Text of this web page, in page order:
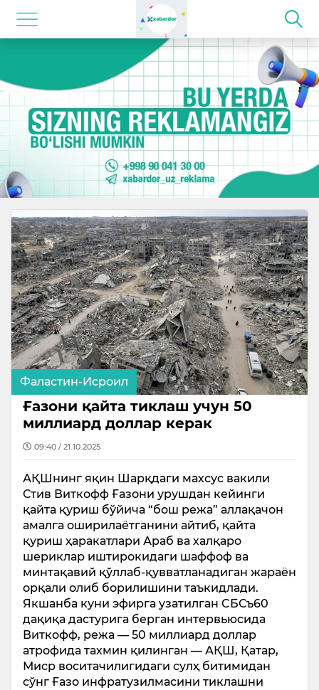
Фаластин-Исроил
Ғазони қайта тиклаш учун 50
миллиард доллар керак
09:40 / 21.10.2025
АҚШнинг яқин Шарқдаги махсус вакили
Стив Виткофф Ғазони урушдан кейинги
қайта қуриш бўйича “бош режа” аллақачон
амалга оширилаётганини айтиб, қайта
қуриш ҳаракатлари Араб ва халқаро
шериклар иштирокидаги шаффоф ва
минтақавий қўллаб-қувватланадиган жараён
орқали олиб борилишини таъкидлади.
Якшанба куни эфирга узатилган CБСъ60
дақиқа дастурига берган интервьюсида
Виткофф, режа — 50 миллиард доллар
атрофида тахмин қилинган — АҚШ, Қатар,
Миср воситачилигидаги сулҳ битимидан
сўнг Ғазо инфратузилмасини тиклашни